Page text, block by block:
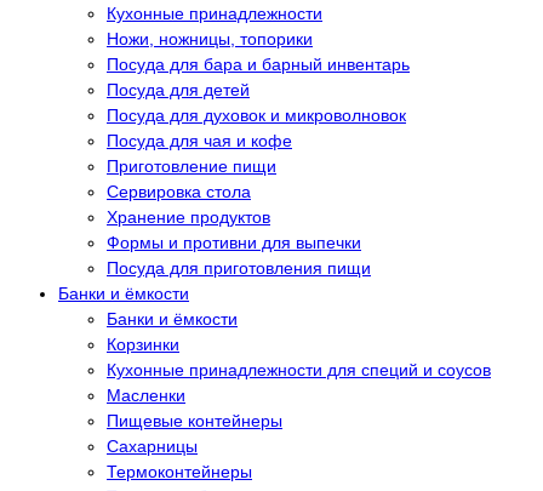
Кухонные принадлежности
Ножи, ножницы, топорики
Посуда для бара и барный инвентарь
Посуда для детей
Посуда для духовок и микроволновок
Посуда для чая и кофе
Приготовление пищи
Сервировка стола
Хранение продуктов
Формы и противни для выпечки
Посуда для приготовления пищи
Банки и ёмкости
Банки и ёмкости
Корзинки
Кухонные принадлежности для специй и соусов
Масленки
Пищевые контейнеры
Сахарницы
Термоконтейнеры